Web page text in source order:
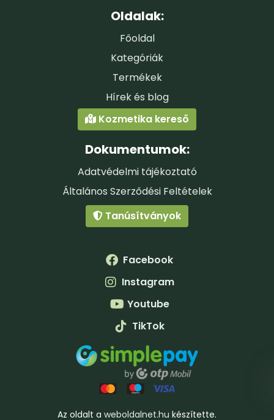
Csak magyarországi szállítási címre rendelhető a
termék magyar nyelvű címkével. / The products
with Hungarian language label versions are only
available to a Hungarian delivery address.
„A kozmetikumokra vonatkozó forgalmazási
szabályok szerint a kozmetikumok hatásai
egyénenként eltérő mértékűek lehetnek, és az
eredmények nem garantálhatóak az alkalmazások
pontos betartása mellett sem.”
Oldalak:
Főoldal
Kategóriák
Termékek
Hírek és blog
Kozmetika kereső
Dokumentumok:
Adatvédelmi tájékoztató
Általános Szerződési Feltételek
Tanúsítványok
Facebook
Instagram
Youtube
TikTok
Az oldalt a weboldalnet.hu készítette.